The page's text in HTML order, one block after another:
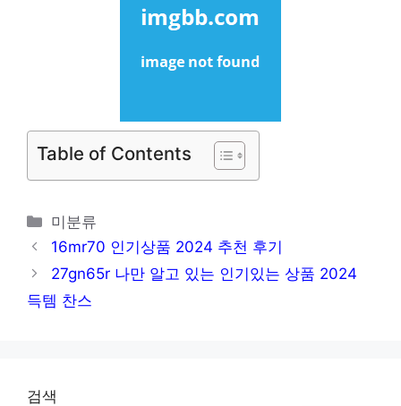
Table of Contents
카
테
고
미분류
16mr70 인기상품 2024 추천 후기
27gn65r 나만 알고 있는 인기있는 상품 2024
득템 찬스
검색